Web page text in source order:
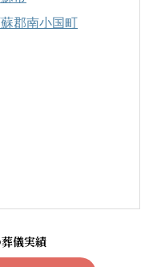
郡南小国町
儀実績